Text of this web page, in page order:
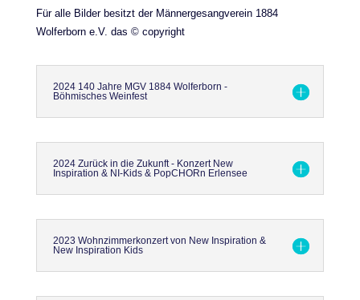
Für alle Bilder besitzt der Männergesangverein 1884
Wolferborn e.V. das © copyright
2024 140 Jahre MGV 1884 Wolferborn -
Böhmisches Weinfest
2024 Zurück in die Zukunft - Konzert New
Inspiration & NI-Kids & PopCHORn Erlensee
2023 Wohnzimmerkonzert von New Inspiration &
New Inspiration Kids